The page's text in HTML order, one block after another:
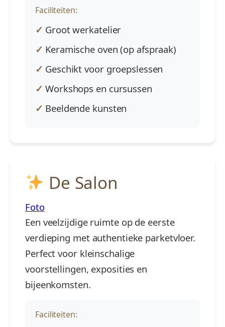
Faciliteiten:
Groot werkatelier
Keramische oven (op afspraak)
Geschikt voor groepslessen
Workshops en cursussen
Beeldende kunsten
De Salon
Foto
Een veelzijdige ruimte op de eerste
verdieping met authentieke parketvloer.
Perfect voor kleinschalige
voorstellingen, exposities en
bijeenkomsten.
Faciliteiten: